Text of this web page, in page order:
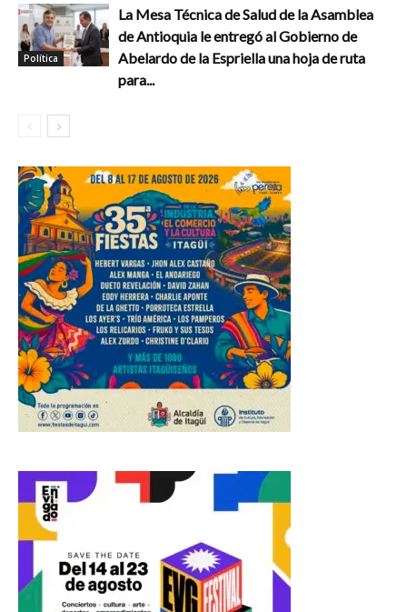
Política
La Mesa Técnica de Salud de la Asamblea
de Antioquia le entregó al Gobierno de
Abelardo de la Espriella una hoja de ruta
para...